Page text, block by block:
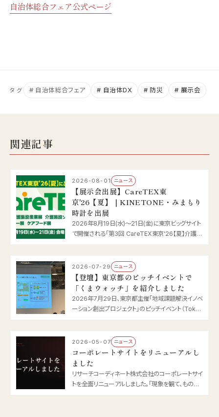
自治体総合フェア公式ページ
タグ # 自治体総合フェア # 自治体DX # 防災 # 展示会
関連記事
2026-08-01 ニュース
【展示会出展】CareTEX東
京'26【夏】｜KINETONE・みまもり
時計を出展
2026年8月19日(水)〜21日(金)に東京ビッグサイト
で開催される「第3回 CareTEX東京'26【夏】介護テ
マホが見守り端末になる「みまもり時計」を実機でご
体感いただけます。
2026-07-29 ニュース
【登壇】東京都のピッチイベントで
「くまウォッチ」を紹介しました
2026年7月29日、東京都主催「地域課題解決イノベ
ーション創出プロジェクト」のピッチイベント（Tokyo
の登壇企業6社の一社として、クマ出没情報マップ「く
まウォッチ」をご紹介しました。
2026-05-07 ニュース
コーポレートサイトをリニューアルし
ました
リサーチコーディネート株式会社のコーポレートサイ
トを全面リニューアルしました。「現象を観て、ものを